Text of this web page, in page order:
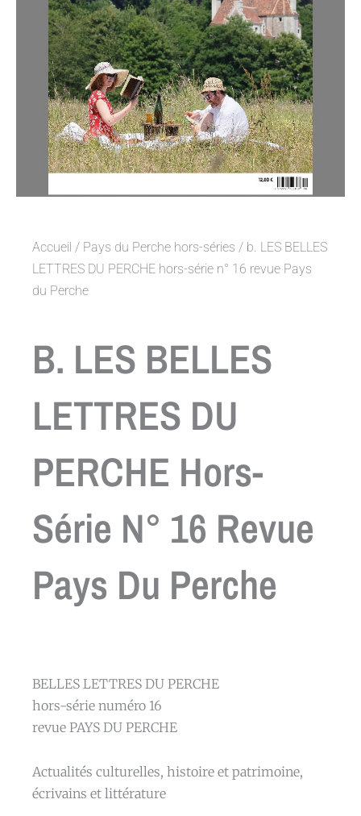
Accueil / Pays du Perche hors-séries / b. LES BELLES
LETTRES DU PERCHE hors-série n° 16 revue Pays
du Perche
B. LES BELLES
LETTRES DU
PERCHE Hors-
Série N° 16 Revue
Pays Du Perche
BELLES LETTRES DU PERCHE
hors-série numéro 16
revue PAYS DU PERCHE
Actualités culturelles, histoire et patrimoine,
écrivains et littérature